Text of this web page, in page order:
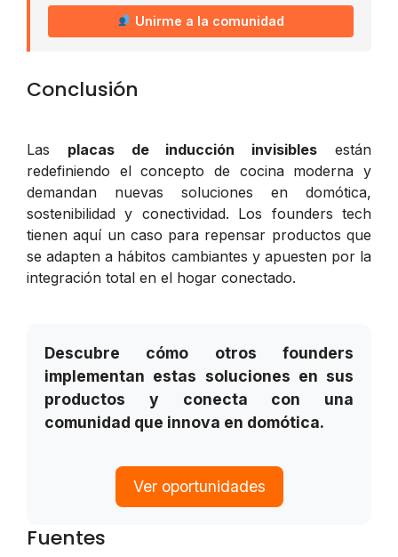
Unirme a la comunidad
Conclusión
Las placas de inducción invisibles están
redefiniendo el concepto de cocina moderna y
demandan nuevas soluciones en domótica,
sostenibilidad y conectividad. Los founders tech
tienen aquí un caso para repensar productos que
se adapten a hábitos cambiantes y apuesten por la
integración total en el hogar conectado.
Descubre cómo otros founders
implementan estas soluciones en sus
productos y conecta con una
comunidad que innova en domótica.
Ver oportunidades
Fuentes